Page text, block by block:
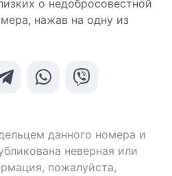
о недобросовестной
нажав на одну из
данного номера и
неверная или
пожалуйста,